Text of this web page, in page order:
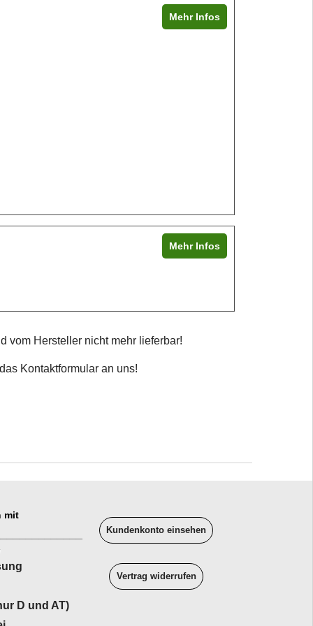
Mehr Infos
Mehr Infos
vom Hersteller nicht mehr lieferbar!
Kontaktformular an uns!
mit
D und AT)
Kundenkonto einsehen
Vertrag widerrufen